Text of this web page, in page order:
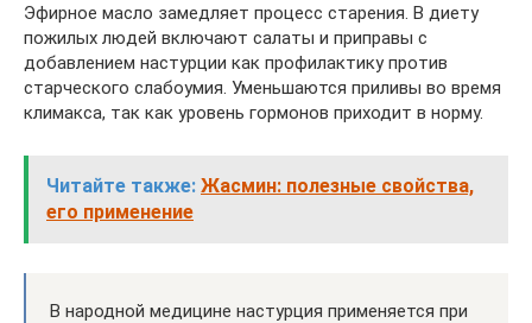
Эфирное масло замедляет процесс старения. В диету
пожилых людей включают салаты и приправы с
добавлением настурции как профилактику против
старческого слабоумия. Уменьшаются приливы во время
климакса, так как уровень гормонов приходит в норму.
Читайте также: Жасмин: полезные свойства,
его применение
В народной медицине настурция применяется при